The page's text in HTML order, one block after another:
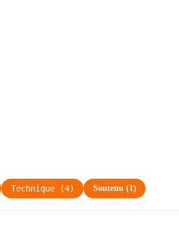
Technique(4) Soutenu(1)